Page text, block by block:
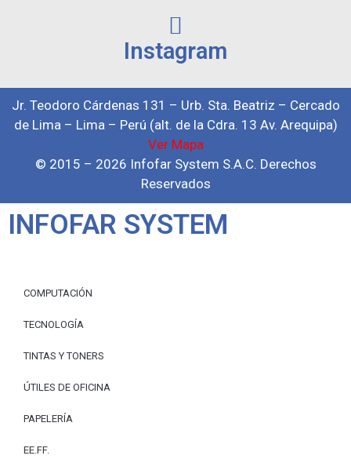
Instagram
Jr. Teodoro Cárdenas 131 – Urb. Sta. Beatriz – Cercado
de Lima – Lima – Perú (alt. de la Cdra. 13 Av. Arequipa)
Ver Mapa
© 2015 – 2026 Infofar System S.A.C. Derechos
Reservados
INFOFAR SYSTEM
COMPUTACIÓN
TECNOLOGÍA
TINTAS Y TONERS
ÚTILES DE OFICINA
PAPELERÍA
EE.FF.